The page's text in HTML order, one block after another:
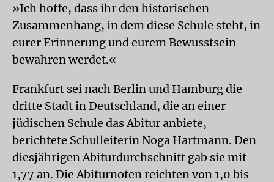
»Ich hoffe, dass ihr den historischen
Zusammenhang, in dem diese Schule steht, in
eurer Erinnerung und eurem Bewusstsein
bewahren werdet.«
Frankfurt sei nach Berlin und Hamburg die
dritte Stadt in Deutschland, die an einer
jüdischen Schule das Abitur anbiete,
berichtete Schulleiterin Noga Hartmann. Den
diesjährigen Abiturdurchschnitt gab sie mit
1,77 an. Die Abiturnoten reichten von 1,0 bis